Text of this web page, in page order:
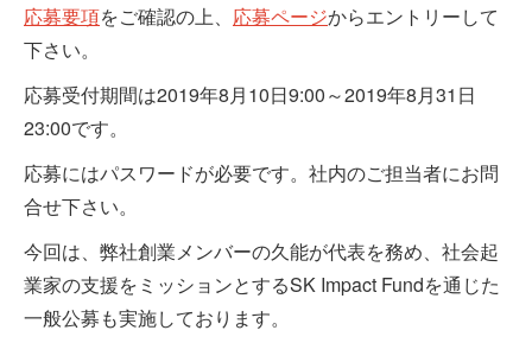
応募要項をご確認の上、 応募ページからエントリーして
下さい。
応募受付期間は2019年8月10日9:00～2019年8月31日
23:00です。
応募にはパスワードが必要です。社内のご担当者にお問
合せ下さい。
今回は、弊社創業メンバーの久能が代表を務め、社会起
業家の支援をミッションとするSK Impact Fundを通じた
一般公募も実施しております。